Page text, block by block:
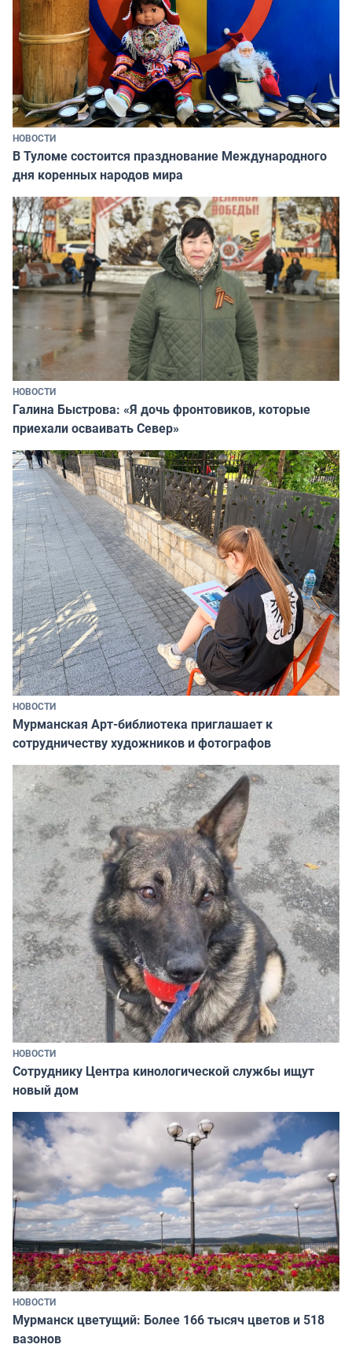
НОВОСТИ
В Туломе состоится празднование Международного
дня коренных народов мира
НОВОСТИ
Галина Быстрова: «Я дочь фронтовиков, которые
приехали осваивать Север»
НОВОСТИ
Мурманская Арт-библиотека приглашает к
сотрудничеству художников и фотографов
НОВОСТИ
Сотруднику Центра кинологической службы ищут
новый дом
НОВОСТИ
Мурманск цветущий: Более 166 тысяч цветов и 518
вазонов